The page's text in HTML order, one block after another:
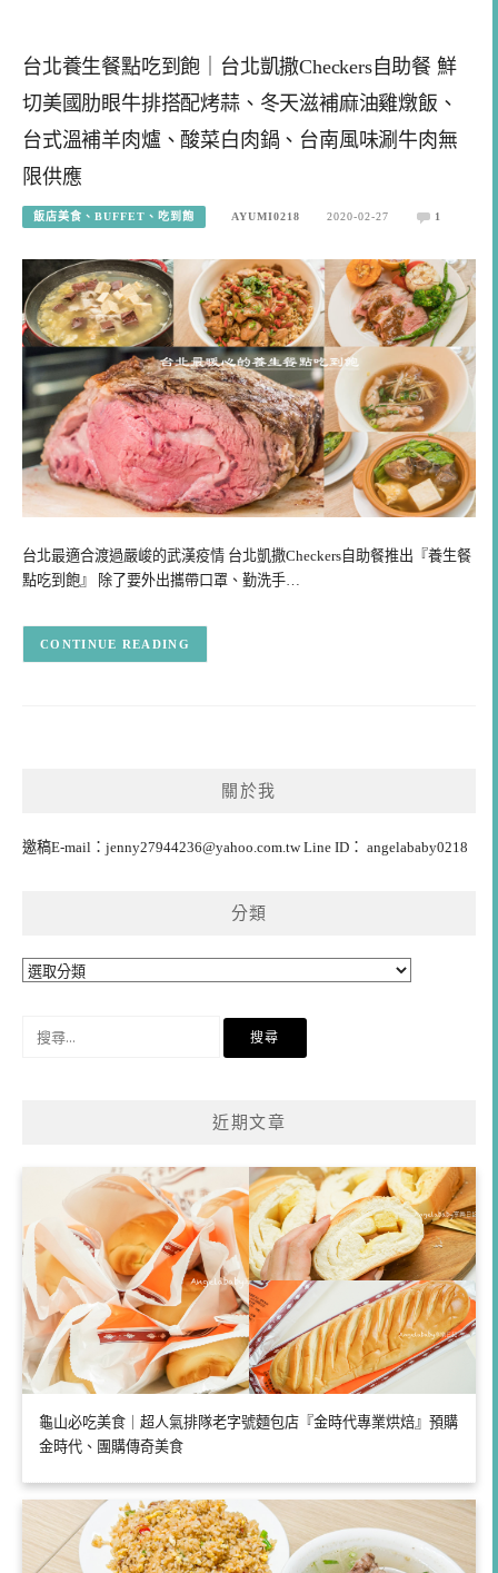
台北養生餐點吃到飽｜台北凱撒Checkers自助餐 鮮
切美國肋眼牛排搭配烤蒜、冬天滋補麻油雞燉飯、
台式溫補羊肉爐、酸菜白肉鍋、台南風味涮牛肉無
限供應
飯店美食、BUFFET、吃到飽 AYUMI0218 2020-02-27 1
台北最適合渡過嚴峻的武漢疫情 台北凱撒Checkers自助餐推出『養生餐
點吃到飽』 除了要外出攜帶口罩、勤洗手…
CONTINUE READING
關於我
邀稿E-mail： jenny27944236@yahoo.com.twLine ID： angelababy0218
分類
分
近期文章
龜山必吃美食｜超人氣排隊老字號麵包店『金時代專業烘焙』預購
金時代、團購傳奇美食